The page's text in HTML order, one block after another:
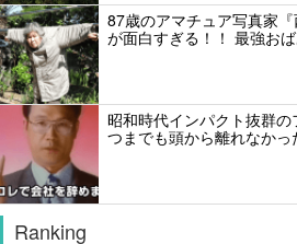
87歳のアマチュア写真家
が面白すぎる！！ 最強お
昭和時代インパクト抜群
つまでも頭から離れなかっ
Ranking